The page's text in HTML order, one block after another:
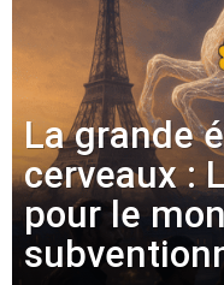
La grande
cerveaux :
pour le